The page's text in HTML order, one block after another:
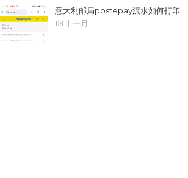
意大利邮局postepay流水如何打印
08 十一月